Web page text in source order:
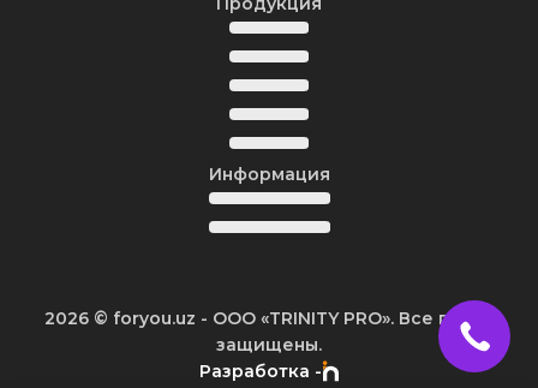
Информация
2026 © foryou.uz - ООО «TRINITY PRO». Все права
защищены.
Разработка -